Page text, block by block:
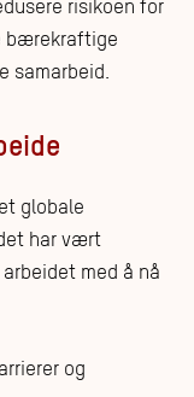
risikoen for
bærekraftige
samarbeid.
globale
har vært
med å nå
og